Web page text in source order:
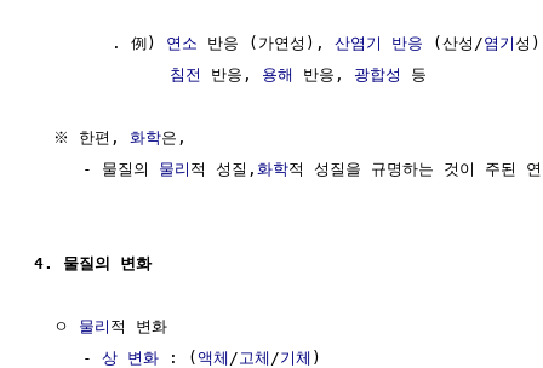
        . 例)
연소 반응 (가연성), 산염기 반응 (산성/염기
침전
반응, 용해 반응, 광합성 등
  ※ 한편,
화학은,
     - 물질의
물리 적 성질, 화학적 성질을 규명하는 것이 주된
4. 물질의 변화
  ㅇ
물리 적 변화
     -
상 변화 : (액체 / 고체 /기체 )